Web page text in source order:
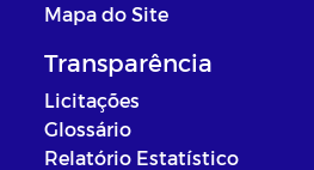
Mapa do Site
Transparência
Licitações
Glossário
Relatório Estatístico